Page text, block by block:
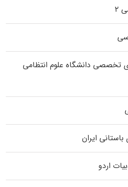
۲
تخصصی داﻧﺸﮕﺎه ﻋﻠﻮم انتظامی
ایران
اردو